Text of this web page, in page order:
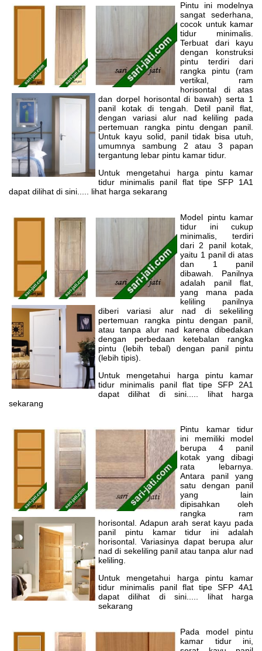
Pintu ini modelnya
sangat sederhana,
cocok untuk kamar
tidur minimalis.
Terbuat dari kayu
dengan konstruksi
pintu terdiri dari
rangka pintu (ram
vertikal, ram
horisontal di atas
dan dorpel horisontal di bawah) serta 1
panil kotak di tengah. Detil panil flat,
dengan variasi alur nad keliling pada
pertemuan rangka pintu dengan panil.
Untuk kayu solid, panil tidak bisa utuh,
umumnya sambung 2 atau 3 papan
tergantung lebar pintu kamar tidur.
Untuk mengetahui harga pintu kamar
tidur minimalis panil flat tipe SFP 1A1
dapat dilihat di sini..... lihat harga sekarang
Model pintu kamar
tidur ini cukup
minimalis, terdiri
dari 2 panil kotak,
yaitu 1 panil di atas
dan 1 panil
dibawah. Panilnya
adalah panil flat,
yang mana pada
keliling panilnya
diberi variasi alur nad di sekeliling
pertemuan rangka pintu dengan panil,
atau tanpa alur nad karena dibedakan
dengan perbedaan ketebalan rangka
pintu (lebih tebal) dengan panil pintu
(lebih tipis).
Untuk mengetahui harga pintu kamar
tidur minimalis panil flat tipe SFP 2A1
dapat dilihat di sini..... lihat harga
sekarang
Pintu kamar tidur
ini memiliki model
berupa 4 panil
kotak yang dibagi
rata lebarnya.
Antara panil yang
satu dengan panil
yang lain
dipisahkan oleh
rangka ram
horisontal. Adapun arah serat kayu pada
panil pintu kamar tidur ini adalah
horisontal. Variasinya dapat berupa alur
nad di sekeliling panil atau tanpa alur nad
keliling.
Untuk mengetahui harga pintu kamar
tidur minimalis panil flat tipe SFP 4A1
dapat dilihat di sini..... lihat harga
sekarang
Pada model pintu
kamar tidur ini,